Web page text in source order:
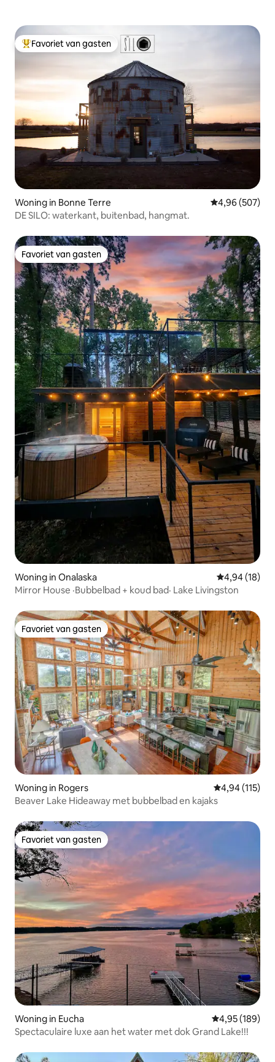
Topfavoriet van gasten
Favoriet van gasten
Woning in Bonne Terre Gemiddelde
4,96 (507)
DE SILO: waterkant, buitenbad, hangmat.
Favoriet van gasten
Favoriet van gasten
Woning in Onalaska Gemiddelde
4,94 (18)
Mirror House ·Bubbelbad + koud bad· Lake Livingston
Favoriet van gasten
Favoriet van gasten
Woning in Rogers Gemiddelde
4,94 (115)
Beaver Lake Hideaway met bubbelbad en kajaks
Favoriet van gasten
Favoriet van gasten
Woning in Eucha Gemiddelde
4,95 (189)
Spectaculaire luxe aan het water met dok Grand Lake!!!